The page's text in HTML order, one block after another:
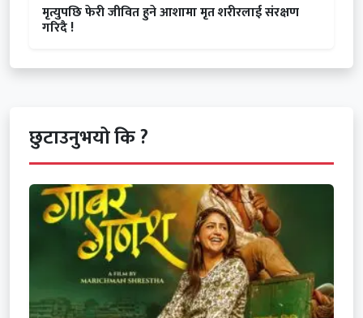
मृत्युपछि फेरी जीवित हुने आशामा मृत शरीरलाई संरक्षण
गरिदै !
छुटाउनुभयो कि ?